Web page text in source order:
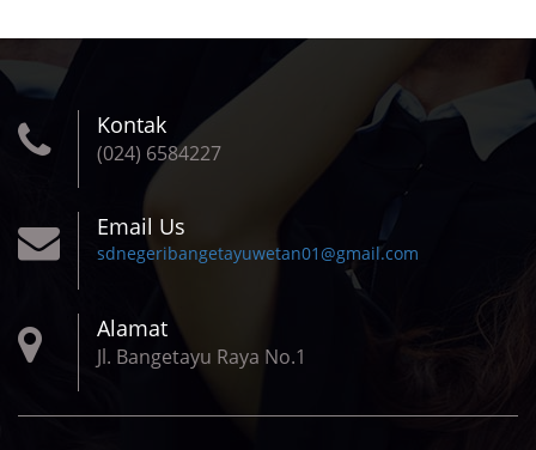
Kontak
(024) 6584227
Email Us
sdnegeribangetayuwetan01@gmail.com
Alamat
Jl. Bangetayu Raya No.1